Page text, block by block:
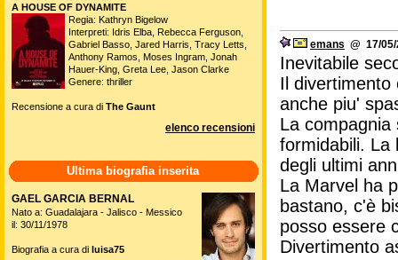
emans @ 17/
Inevitabile
Il divertimento
anche piu'
La
formidabili. La
degli ultimi
La Marvel ha
bastano, c'è
posso essere
Divertimento
A HOUSE OF DYNAMITE
Regia: Kathryn Bigelow
Interpreti: Idris Elba, Rebecca Ferguson,
Gabriel Basso, Jared Harris, Tracy Letts,
Anthony Ramos, Moses Ingram, Jonah
Hauer-King, Greta Lee, Jason Clarke
Genere: thriller
Recensione a cura di The Gaunt
elenco recensioni
Ultima biografia inserita
GAEL GARCIA BERNAL
Nato a: Guadalajara - Jalisco - Messico
il: 30/11/1978
Biografia a cura di luisa75